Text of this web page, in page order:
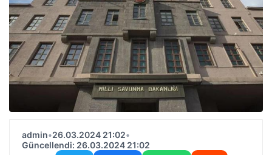
admin•26.03.2024 21:02•
Güncellendi: 26.03.2024 21:02